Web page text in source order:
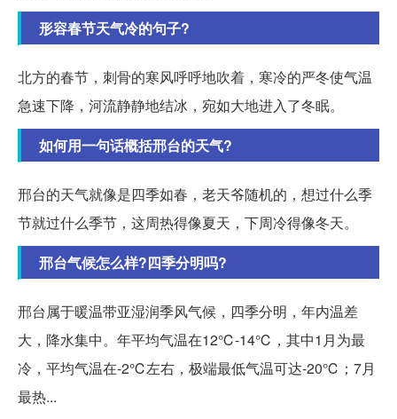
形容春节天气冷的句子?
北方的春节，刺骨的寒风呼呼地吹着，寒冷的严冬使气温
急速下降，河流静静地结冰，宛如大地进入了冬眠。
如何用一句话概括邢台的天气?
邢台的天气就像是四季如春，老天爷随机的，想过什么季
节就过什么季节，这周热得像夏天，下周冷得像冬天。
邢台气候怎么样?四季分明吗?
邢台属于暖温带亚湿润季风气候，四季分明，年内温差
大，降水集中。年平均气温在12℃-14℃，其中1月为最
冷，平均气温在-2℃左右，极端最低气温可达-20℃；7月
最热...